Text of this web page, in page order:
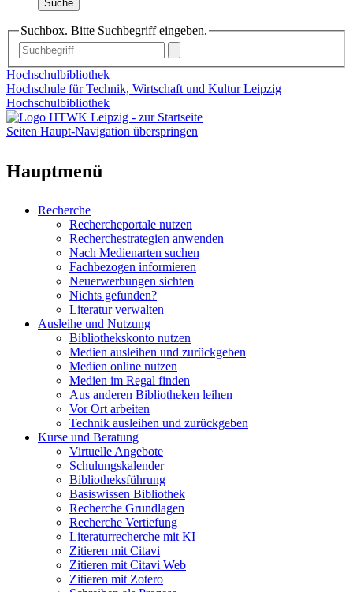
Suche
Suchbox. Bitte Suchbegriff eingeben.
Hochschulbibliothek
Hochschule für Technik, Wirtschaft und Kultur Leipzig
Hochschulbibliothek
Seiten Haupt-Navigation überspringen
Hauptmenü
Recherche
Rechercheportale nutzen
Recherchestrategien anwenden
Nach Medienarten suchen
Fachbezogen informieren
Neuerwerbungen sichten
Nichts gefunden?
Literatur verwalten
Ausleihe und Nutzung
Bibliothekskonto nutzen
Medien ausleihen und zurückgeben
Medien online nutzen
Medien im Regal finden
Aus anderen Bibliotheken leihen
Vor Ort arbeiten
Technik ausleihen und zurückgeben
Kurse und Beratung
Virtuelle Angebote
Schulungskalender
Bibliotheksführung
Basiswissen Bibliothek
Recherche Grundlagen
Recherche Vertiefung
Literaturrecherche mit KI
Zitieren mit Citavi
Zitieren mit Citavi Web
Zitieren mit Zotero